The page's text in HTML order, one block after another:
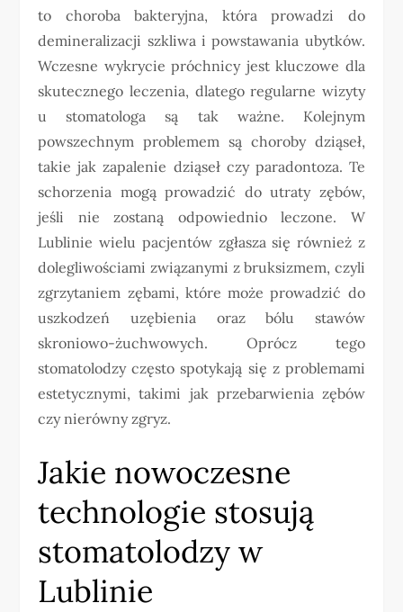
to choroba bakteryjna, która prowadzi do
demineralizacji szkliwa i powstawania ubytków.
Wczesne wykrycie próchnicy jest kluczowe dla
skutecznego leczenia, dlatego regularne wizyty
u stomatologa są tak ważne. Kolejnym
powszechnym problemem są choroby dziąseł,
takie jak zapalenie dziąseł czy paradontoza. Te
schorzenia mogą prowadzić do utraty zębów,
jeśli nie zostaną odpowiednio leczone. W
Lublinie wielu pacjentów zgłasza się również z
dolegliwościami związanymi z bruksizmem, czyli
zgrzytaniem zębami, które może prowadzić do
uszkodzeń uzębienia oraz bólu stawów
skroniowo-żuchwowych. Oprócz tego
stomatolodzy często spotykają się z problemami
estetycznymi, takimi jak przebarwienia zębów
czy nierówny zgryz.
Jakie nowoczesne
technologie stosują
stomatolodzy w
Lublinie